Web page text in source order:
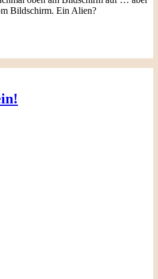
Bildschirm. Ein Alien?